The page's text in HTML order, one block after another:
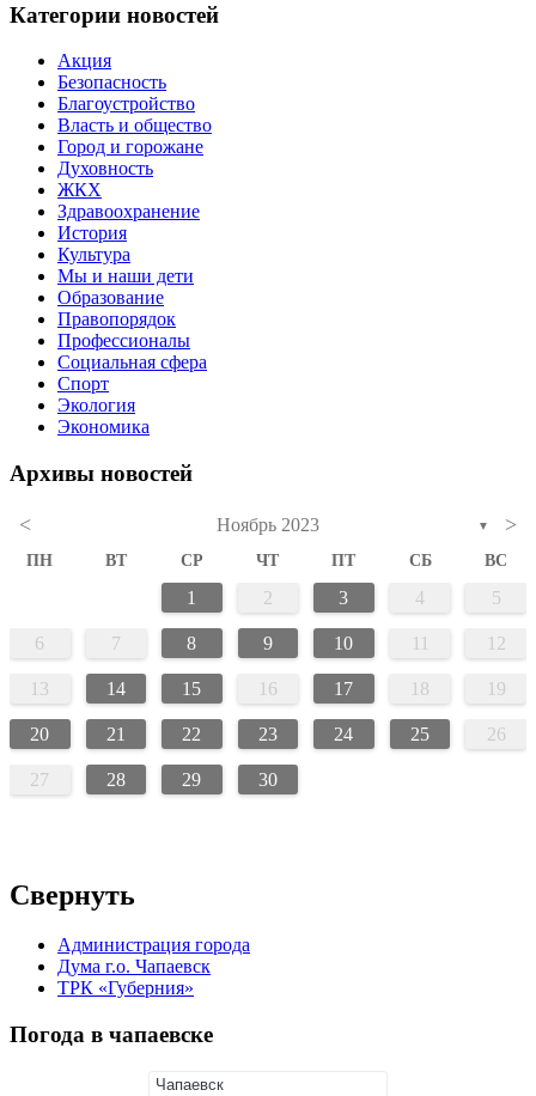
Категории новостей
Акция
Безопасность
Благоустройство
Власть и общество
Город и горожане
Духовность
ЖКХ
Здравоохранение
История
Культура
Мы и наши дети
Образование
Правопорядок
Профессионалы
Социальная сфера
Спорт
Экология
Экономика
Архивы новостей
< Ноябрь 2023 ▼ >
ПН ВТ СР ЧТ ПТ СБ ВС
1 2 3 4 5
6 7 8 9 10 11 12
13 14 15 16 17 18 19
20 21 22 23 24 25 26
27 28 29 30
Свернуть
Администрация города
Дума г.о. Чапаевск
ТРК «Губерния»
Погода в чапаевске